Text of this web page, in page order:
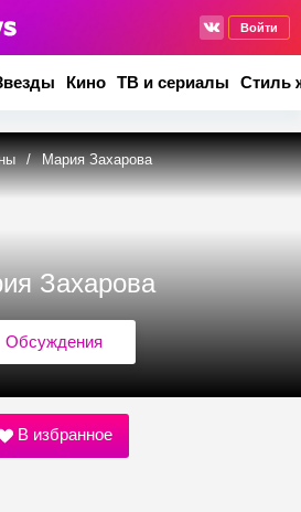
Войти
Кино ТВ и сериалы Стиль
/ Мария Захарова
Захарова
Обсуждения
В избранное